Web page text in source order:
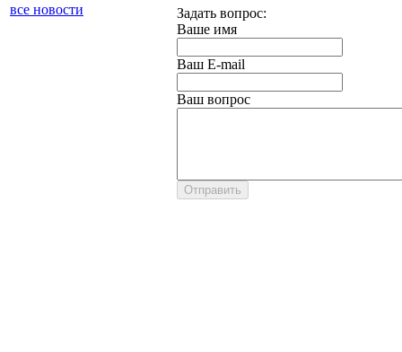
все новости
Задать вопрос:
Ваше имя
Ваш E-mail
Ваш вопрос